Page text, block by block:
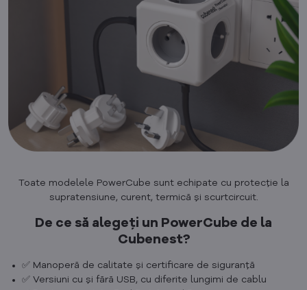
Toate modelele PowerCube sunt echipate cu protecție la
supratensiune, curent, termică și scurtcircuit.
De ce să alegeți un PowerCube de la
Cubenest?
✅ Manoperă de calitate și certificare de siguranță
✅ Versiuni cu și fără USB, cu diferite lungimi de cablu